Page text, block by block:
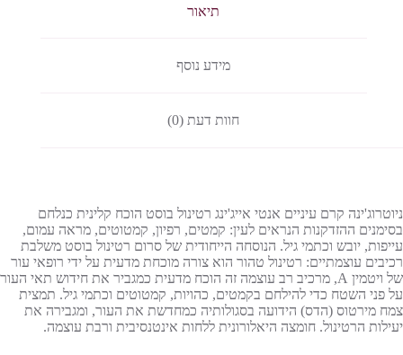
תיאור
מידע נוסף
חוות דעת (0)
ניוטרוג'ינה קרם עיניים אנטי אייג'ינג רטינול בוסט הוכח קלינית כנלחם
בסימנים ההזדקנות הנראים לעין: קמטים, רפיון, קמטוטים, מראה עמום,
עייפות, יובש וכתמי גיל. הנוסחה הייחודית של סרום רטינול בוסט משלבת
רכיבים עוצמתיים: רטינול טהור הוא צורה מוכחת מדעית על ידי רופאי עור
של ויטמין A, מרכיב רב עוצמה זה הוכח מדעית כמגביר את חידוש תאי העור
על פני השטח כדי להילחם בקמטים, כהויות, קמטוטים וכתמי גיל. תמצית
צמח מירטוס (הדס) הידועה בסגולותיה כמחדשת את העור, ומגבירה את
יעילות הרטינול. חומצה היאלורונית ללחות אינטנסיבית ורבת עוצמה.